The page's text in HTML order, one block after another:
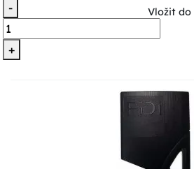
-
+
Vložit do